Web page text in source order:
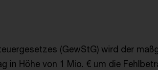
(GewStG) wird der
in Höhe von 1 Mio. € um die